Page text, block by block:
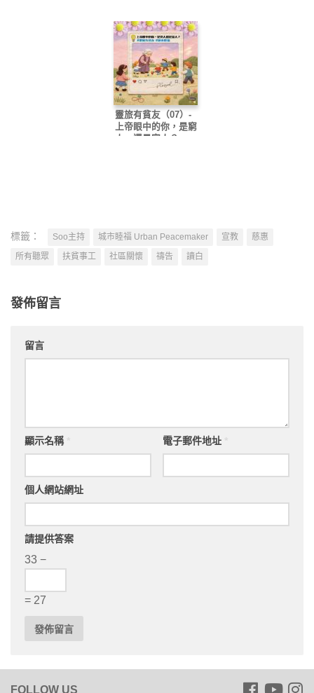
靈旅有貧友（07）-
上帝眼中的你，是窮
人，還是富人？
標籤： Soo主持 城市睦福 Urban Peacemaker 宣教
慈惠
所有聽眾
扶貧事工 社區關懷 禱告 讀白
發佈留言
留言
顯示名稱 電子郵件地址
個人網站網址
請提供答案
33 −
= 27